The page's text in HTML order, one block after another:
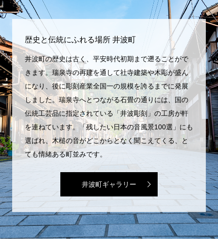
歴史と伝統にふれる場所 井波町
井波町の歴史は古く、平安時代初期まで遡ることがで
きます。瑞泉寺の再建を通して社寺建築や木彫が盛ん
になり、後に彫刻産業全国一の規模を誇るまでに発展
しました。瑞泉寺へとつながる石畳の通りには、国の
伝統工芸品に指定されている「井波彫刻」の工房が軒
を連ねています。「残したい日本の音風景100選」にも
選ばれ、木槌の音がどこからとなく聞こえてくる、と
ても情緒ある町並みです。
井波町ギャラリー